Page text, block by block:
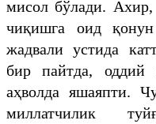
мисол бўлади.
чиқишга оид
жадвали устида
бир пайтда, оддий
аҳволда яшаяпти.
миллатчилик